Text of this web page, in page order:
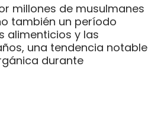
millones de musulmanes
también un período
alimenticios y las
una tendencia notable
durante